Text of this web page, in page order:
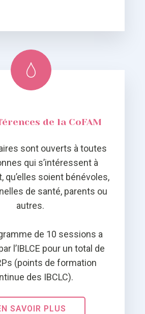
de la CoFAM
sont ouverts à toutes
qui s’intéressent à
qu’elles soient bénévoles,
de santé, parents ou
autres.
de 10 sessions a
l’IBLCE pour un total de
(points de formation
des IBCLC).
SAVOIR PLUS